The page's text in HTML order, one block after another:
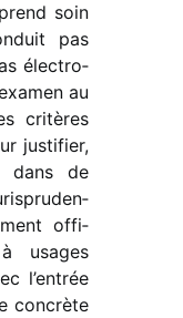
soin
pas
élec­tro­
au
critères
justi­fier,
dans de
offi­
usages
l’entrée
concrète